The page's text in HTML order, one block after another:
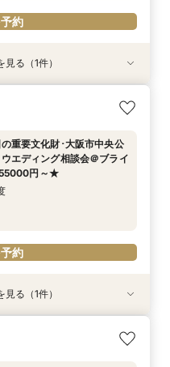
約
名様71万～国の重要文化
阪市中央公会堂」で叶え
約
る（1件）
の重要文化財･大阪市中央公
エディング相談会＠ブライ
円～★
約
の重要文化財･大阪市中央公
婚式相談会＠オンライン★マ
る（1件）